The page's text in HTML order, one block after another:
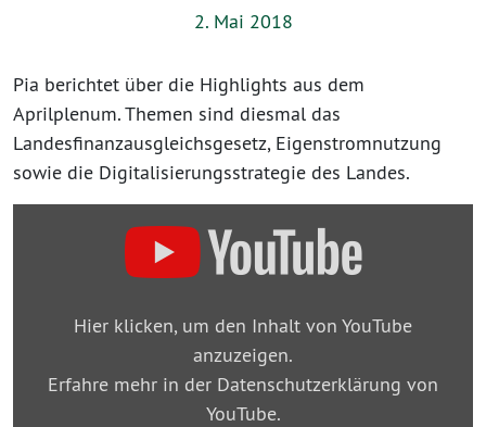
2. Mai 2018
Pia berichtet über die Highlights aus dem
Aprilplenum. Themen sind diesmal das
Landesfinanzausgleichsgesetz, Eigenstromnutzung
sowie die Digitalisierungsstrategie des Landes.
YouTubeHier klicken, um den Inhalt von YouTube
anzuzeigen.
Erfahre mehr in der Datenschutzerklärung von
YouTube.